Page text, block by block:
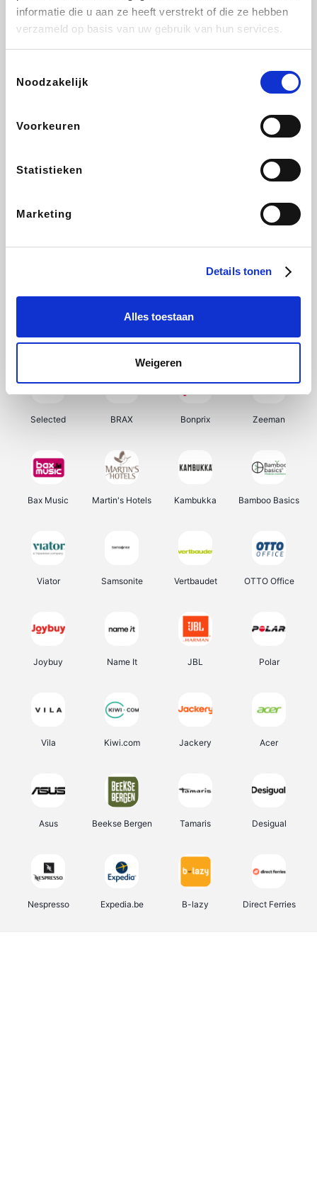
informatie die u aan ze heeft verstrekt of die ze hebben
verzameld op basis van uw gebruik van hun services.
Noodzakelijk
Voorkeuren
Statistieken
Marketing
Details tonen
Alles toestaan
Weigeren
Weekendesk Sarenza Schiesser Interhome
Lufthansa
CheapTickets.be DeubaXXL
Samsung My Jewellery Delonghi Tennis Point
Selected BRAX Bonprix Zeeman
Bax Music Martin's Hotels Kambukka Bamboo Basics
Viator Samsonite Vertbaudet OTTO Office
Joybuy Name It JBL Polar
Vila Kiwi.com Jackery Acer
Asus Beekse Bergen Tamaris Desigual
Nespresso Expedia.be B-lazy Direct Ferries